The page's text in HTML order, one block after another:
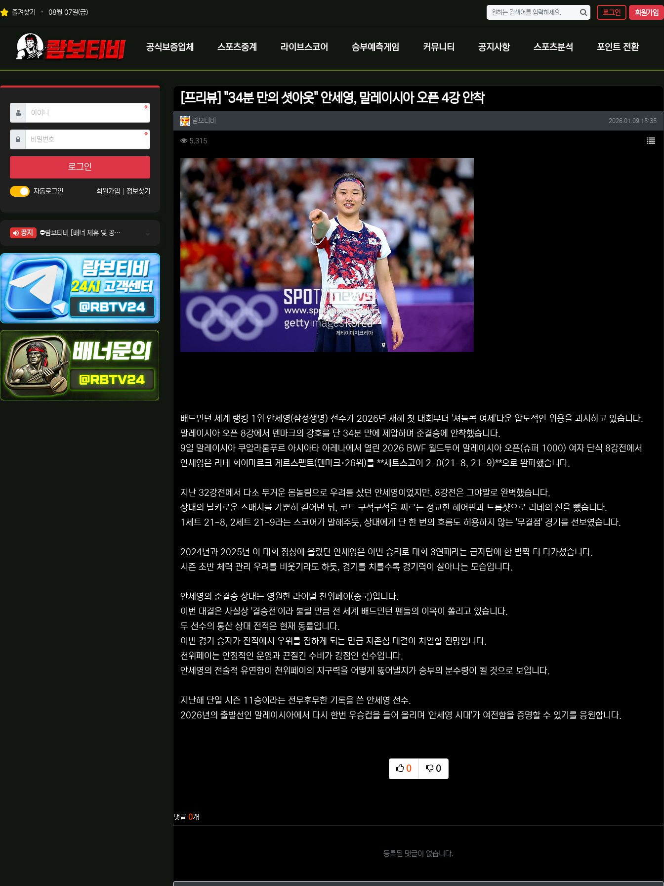
상단 네비
즐겨찾기 08월 07일(금) 로그인 회원가입
메인 메뉴
로고
공식보증업체 스포츠중계 라이브스코어 승부예측게임 커뮤니티 공지사항 스포츠분석 포인트 전환
[프리뷰] "34분 만의 셧아웃" 안세영, 말레이시아 오픈 4강 안착
작성자 정보
람보티비 작성일
2026.01.09 15:35
컨텐츠 정보
5,315조회 목
본문
배드민턴 세계 랭킹 1위 안세영(삼성생명) 선수가 2026년 새해 첫 대회부터 '셔틀콕 여제'다운 압도적인 위용을 과시하고 있습니다.
말레이시아 오픈 8강에서 덴마크의 강호를 단 34분 만에 제압하며 준결승에 안착했습니다.
9일 말레이시아 쿠알라룸푸르 아시아타 아레나에서 열린 2026 BWF 월드투어 말레이시아 오픈(슈퍼 1000) 여자 단식 8강전에서
안세영은 리네 회이마르크 케르스펠트(덴마크·26위)를 **세트스코어 2-0(21-8, 21-9)**으로 완파했습니다.
지난 32강전에서 다소 무거운 몸놀림으로 우려를 샀던 안세영이었지만, 8강전은 그야말로 완벽했습니다.
상대의 날카로운 스매시를 가뿐히 걷어낸 뒤, 코트 구석구석을 찌르는 정교한 헤어핀과 드롭샷으로 리네의 진을 뺐습니다.
1세트 21-8, 2세트 21-9라는 스코어가 말해주듯, 상대에게 단 한 번의 흐름도 허용하지 않는 '무결점' 경기를 선보였습니다.
2024년과 2025년 이 대회 정상에 올랐던 안세영은 이번 승리로 대회 3연패라는 금자탑에 한 발짝 더 다가섰습니다.
시즌 초반 체력 관리 우려를 비웃기라도 하듯, 경기를 치를수록 경기력이 살아나는 모습입니다.
안세영의 준결승 상대는 영원한 라이벌 천위페이(중국)입니다.
이번 대결은 사실상 '결승전'이라 불릴 만큼 전 세계 배드민턴 팬들의 이목이 쏠리고 있습니다.
두 선수의 통산 상대 전적은 현재 동률입니다.
이번 경기 승자가 전적에서 우위를 점하게 되는 만큼 자존심 대결이 치열할 전망입니다.
천위페이는 안정적인 운영과 끈질긴 수비가 강점인 선수입니다.
안세영의 전술적 유연함이 천위페이의 지구력을 어떻게 뚫어낼지가 승부의 분수령이 될 것으로 보입니다.
지난해 단일 시즌 11승이라는 전무후무한 기록을 쓴 안세영 선수.
2026년의 출발선인 말레이시아에서 다시 한번 우승컵을 들어 올리며 '안세영 시대'가 여전함을 증명할 수 있기를 응원합니다.
0
추천
0
비추천
댓글 0개
등록된 댓글이 없습니다.
아이디 필수
비밀번호필수
로그인
자동로그인 회원가입 정보찾기
공지
⛔람보티비 [배너 제휴 및 공식 입점 문의 안내]
⛔람보티비 [정회원 등급UP! 안내사항]
⛔람보티비 [채팅방 이용시 주의사항]
⛔람보티비 [공식보증업체 안내]